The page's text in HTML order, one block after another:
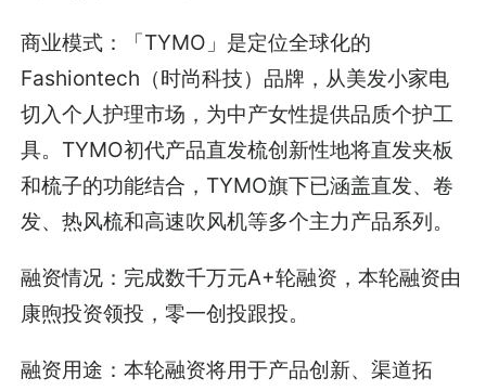
商业模式：「TYMO」是定位全球化的
Fashiontech（时尚科技）品牌，从美发小家电
切入个人护理市场，为中产女性提供品质个护工
具。TYMO初代产品直发梳创新性地将直发夹板
和梳子的功能结合，TYMO旗下已涵盖直发、卷
发、热风梳和高速吹风机等多个主力产品系列。
融资情况：完成数千万元A+轮融资，本轮融资由
康煦投资领投，零一创投跟投。
融资用途：本轮融资将用于产品创新、渠道拓